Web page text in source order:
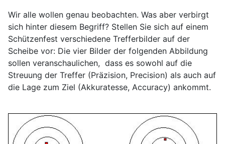
Wir alle wollen genau beobachten. Was aber verbirgt
sich hinter diesem Begriff? Stellen Sie sich auf einem
Schützenfest verschiedene Trefferbilder auf der
Scheibe vor: Die vier Bilder der folgenden Abbildung
sollen veranschaulichen, dass es sowohl auf die
Streuung der Treffer (Präzision, Precision) als auch auf
die Lage zum Ziel (Akkuratesse, Accuracy) ankommt.